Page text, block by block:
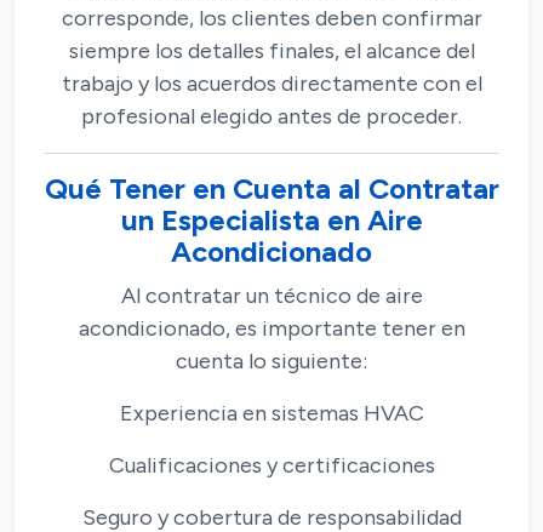
corresponde, los clientes deben confirmar
siempre los detalles finales, el alcance del
trabajo y los acuerdos directamente con el
profesional elegido antes de proceder.
Qué Tener en Cuenta al Contratar
un Especialista en Aire
Acondicionado
Al contratar un técnico de aire
acondicionado, es importante tener en
cuenta lo siguiente:
Experiencia en sistemas HVAC
Cualificaciones y certificaciones
Seguro y cobertura de responsabilidad